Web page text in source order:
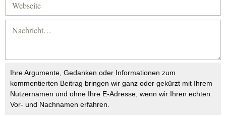
Ihre Argumente, Gedanken oder Informationen zum
kommentierten Beitrag bringen wir ganz oder gekürzt mit Ihrem
Nutzernamen und ohne Ihre E-Adresse, wenn wir Ihren echten
Vor- und Nachnamen erfahren.